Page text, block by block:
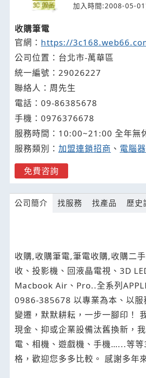
加入時間:2008-05-01
收購筆電
官網： https://
公司位置：台北市-萬華區
統一編號：29026227
聯絡人：周先生
電話： 09-86385678
手機： 0976376678
服務時間：10:00~21:00 全年無
服務類別： 加盟連鎖招商 、 電腦
免費咨詢
公司簡介 找服務 找產品 歷史
收購,收購筆電,筆電收購,收購二
收、投影機、回液晶電視、3D
Macbook Air、Pro..全系列
0986-385678 以專業為本、以服務為先 以誠信自持、以創新自許 從黑白螢幕手機、到智慧型手機；從底片相機到數位單眼！ 藍田3C，歷經不同3C產品的進化與
變遷，默默耕耘，一步一腳印！ 我們的收購價格持續
現金、抑或企業設備汰舊換新，
電、相機、遊戲機、手機…...等
格，歡迎您多多比較。 感謝多年來不斷支持我們的老客戶、也期待更多網友給予我們服務的機會！ 藍田3C，是您二手3C商品買賣交流的好朋友。 服務專線0986-